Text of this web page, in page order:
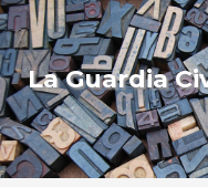
La Guardia